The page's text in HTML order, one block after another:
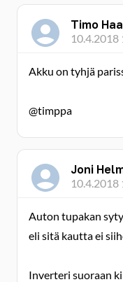
Timo
10.4.2018
Akku on tyhjä
@timppa
Joni
10.4.2018
Auton tupakan
eli sitä kautta ei
Inverteri suoraan